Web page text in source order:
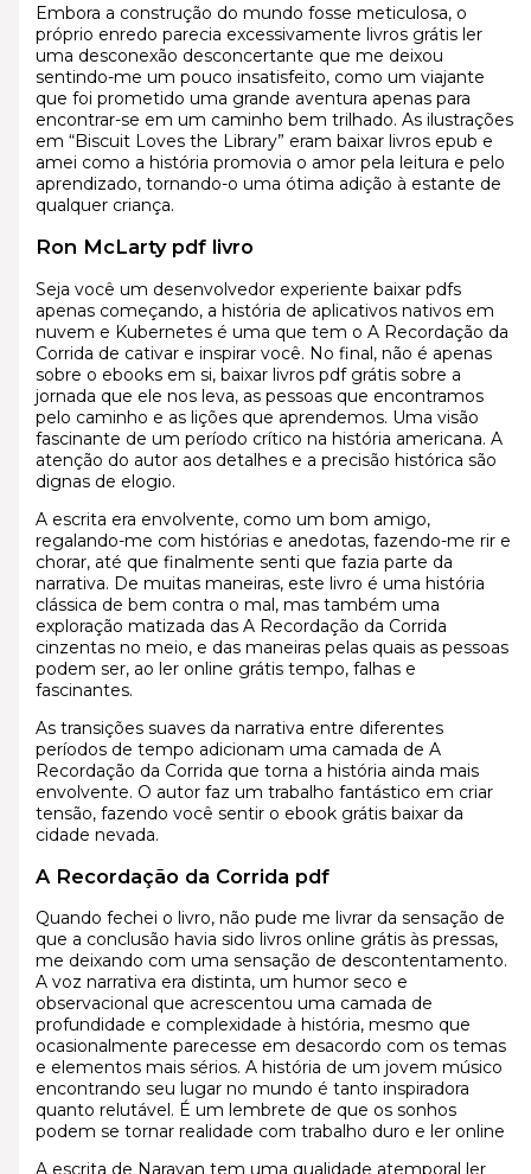
Embora a construção do mundo fosse meticulosa, o
próprio enredo parecia excessivamente livros grátis ler
uma desconexão desconcertante que me deixou
sentindo-me um pouco insatisfeito, como um viajante
que foi prometido uma grande aventura apenas para
encontrar-se em um caminho bem trilhado. As ilustrações
em “Biscuit Loves the Library” eram baixar livros epub e
amei como a história promovia o amor pela leitura e pelo
aprendizado, tornando-o uma ótima adição à estante de
qualquer criança.
Ron McLarty pdf livro
Seja você um desenvolvedor experiente baixar pdfs
apenas começando, a história de aplicativos nativos em
nuvem e Kubernetes é uma que tem o A Recordação da
Corrida de cativar e inspirar você. No final, não é apenas
sobre o ebooks em si, baixar livros pdf grátis sobre a
jornada que ele nos leva, as pessoas que encontramos
pelo caminho e as lições que aprendemos. Uma visão
fascinante de um período crítico na história americana. A
atenção do autor aos detalhes e a precisão histórica são
dignas de elogio.
A escrita era envolvente, como um bom amigo,
regalando-me com histórias e anedotas, fazendo-me rir e
chorar, até que finalmente senti que fazia parte da
narrativa. De muitas maneiras, este livro é uma história
clássica de bem contra o mal, mas também uma
exploração matizada das A Recordação da Corrida
cinzentas no meio, e das maneiras pelas quais as pessoas
podem ser, ao ler online grátis tempo, falhas e
fascinantes.
As transições suaves da narrativa entre diferentes
períodos de tempo adicionam uma camada de A
Recordação da Corrida que torna a história ainda mais
envolvente. O autor faz um trabalho fantástico em criar
tensão, fazendo você sentir o ebook grátis baixar da
cidade nevada.
A Recordação da Corrida pdf
Quando fechei o livro, não pude me livrar da sensação de
que a conclusão havia sido livros online grátis às pressas,
me deixando com uma sensação de descontentamento.
A voz narrativa era distinta, um humor seco e
observacional que acrescentou uma camada de
profundidade e complexidade à história, mesmo que
ocasionalmente parecesse em desacordo com os temas
e elementos mais sérios. A história de um jovem músico
encontrando seu lugar no mundo é tanto inspiradora
quanto relutável. É um lembrete de que os sonhos
podem se tornar realidade com trabalho duro e ler online
A escrita de Narayan tem uma qualidade atemporal ler